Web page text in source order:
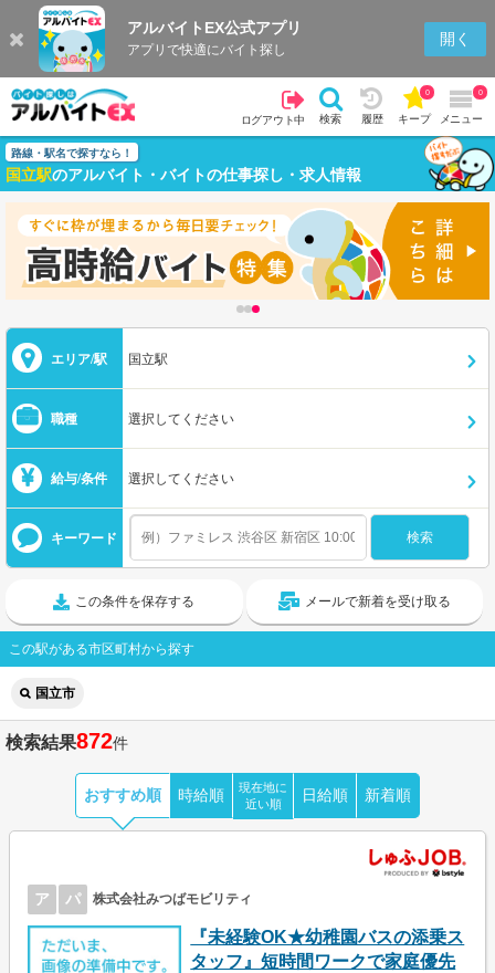
アルバイトEX公式アプリ
アプリで快適にバイト探し
開く
ログアウト中 検索 履歴 キープ
0
メニュー
0
路線・駅名で探すなら！
国立駅のアルバイト・バイトの仕事探し・求人情報
エリア/駅 国立駅
職種 選択してください
給与/条件 選択してください
キーワード
この条件を保存する メールで新着を受け取る
この駅がある市区町村から探す
国立市
検索結果872件
おすすめ順 時給順
現在地に
近い順
日給順 新着順
ア パ 株式会社みつばモビリティ
『未経験OK★幼稚園バスの添乗ス
タッフ』短時間ワークで家庭優先